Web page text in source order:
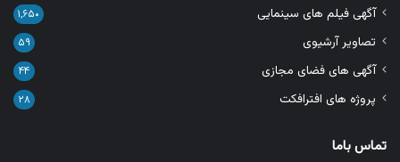
آگهی فیلم های سینمایی ۱,۶۵۰
تصاویر آرشیوی ۵۹
آگهی های فضای مجازی ۴۴
پروژه های افترافکت ۲۸
تماس باما